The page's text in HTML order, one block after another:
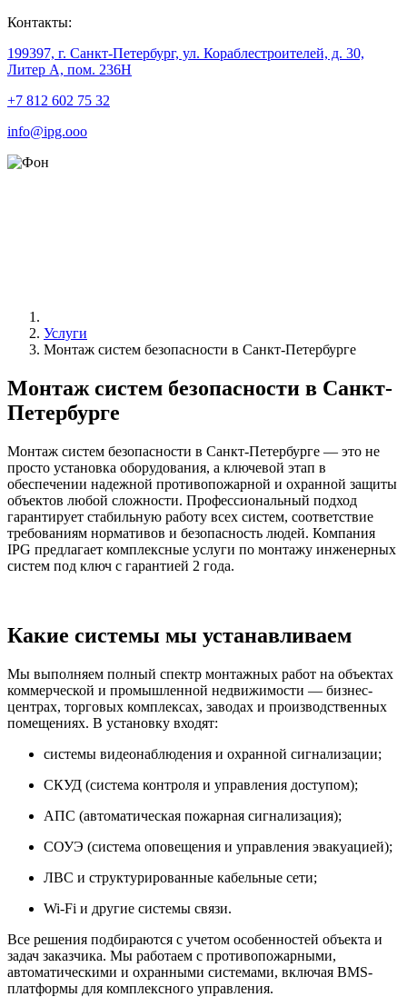
Контакты:
199397, г. Санкт-Петербург, ул. Кораблестроителей, д. 30,
Литер А, пом. 236Н
+7 812 602 75 32
info@ipg.ooo
Услуги
Монтаж систем безопасности в Санкт-Петербурге
Монтаж систем безопасности в Санкт-
Петербурге
Монтаж систем безопасности в Санкт-Петербурге — это не
просто установка оборудования, а ключевой этап в
обеспечении надежной противопожарной и охранной защиты
объектов любой сложности. Профессиональный подход
гарантирует стабильную работу всех систем, соответствие
требованиям нормативов и безопасность людей. Компания
IPG предлагает комплексные услуги по монтажу инженерных
систем под ключ с гарантией 2 года.
Какие системы мы устанавливаем
Мы выполняем полный спектр монтажных работ на объектах
коммерческой и промышленной недвижимости — бизнес-
центрах, торговых комплексах, заводах и производственных
помещениях. В установку входят:
системы видеонаблюдения и охранной сигнализации;
СКУД (система контроля и управления доступом);
АПС (автоматическая пожарная сигнализация);
СОУЭ (система оповещения и управления эвакуацией);
ЛВС и структурированные кабельные сети;
Wi-Fi и другие системы связи.
Все решения подбираются с учетом особенностей объекта и
задач заказчика. Мы работаем с противопожарными,
автоматическими и охранными системами, включая BMS-
платформы для комплексного управления.